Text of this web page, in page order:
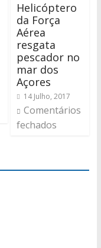
Helicóptero
da Força
Aérea
resgata
pescador no
mar dos
Açores
14 Julho, 2017
Comentários
fechados